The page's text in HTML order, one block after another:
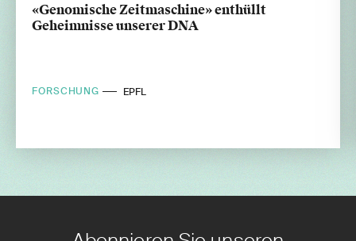
«Genomische Zeitmaschine» enthüllt
Geheimnisse unserer DNA
FORSCHUNG EPFL